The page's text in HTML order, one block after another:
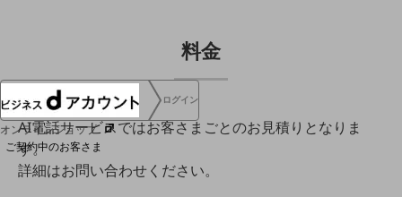
ログイン
オンラインショップ
ご契約中のお客さま
料金
AI電話サービスではお客さまごとのお見積りとなりま
す。
詳細はお問い合わせください。